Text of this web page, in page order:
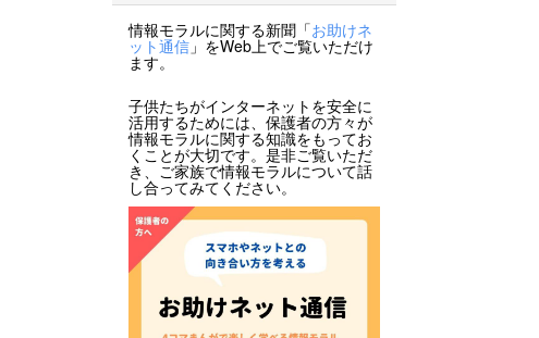
情報モラルに関する新聞「お助けネ
ット通信 」をWeb上でご覧いただけ
ます。
子供たちがインターネットを安全に
活用するためには、保護者の方々が
情報モラルに関する知識をもってお
くことが大切です。是非ご覧いただ
き、ご家族で情報モラルについて話
し合ってみてください。